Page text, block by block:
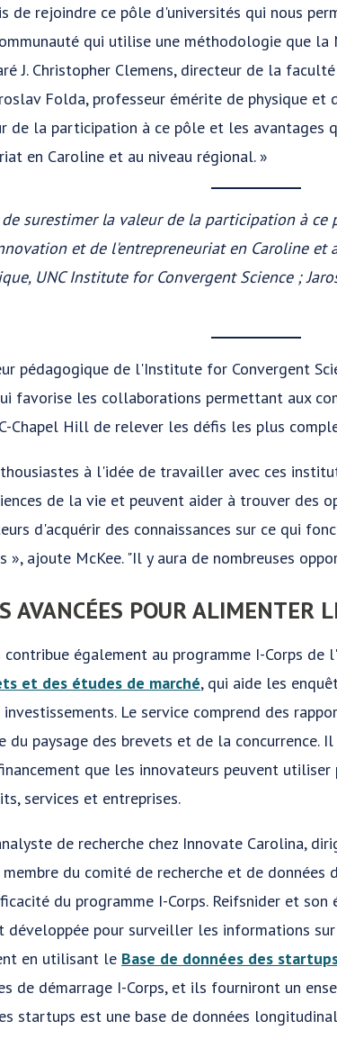
de rejoindre ce pôle d'universités qui nous
qui utilise une méthodologie que la
J. Christopher Clemens, directeur de la
Folda, professeur émérite de physique
de la participation à ce pôle et les avantages
en Caroline et au niveau régional. »
surestimer la valeur de la participation à
et de l'entrepreneuriat en Caroline et
UNC Institute for Convergent Science ;
pédagogique de l'Institute for Convergent
favorise les collaborations permettant aux
Chapel Hill de relever les défis les plus
à l'idée de travailler avec ces
de la vie et peuvent aider à trouver des
d'acquérir des connaissances sur ce qui
», ajoute McKee. "Il y aura de nombreuses
AVANCÉES POUR ALIMENTER
contribue également au programme I-Corps de
et des études de marché, qui aide les
Le service comprend des
du paysage des brevets et de la concurrence.
que les innovateurs peuvent utiliser
services et entreprises.
de recherche chez Innovate Carolina,
du comité de recherche et de données
du programme I-Corps. Reifsnider et
développée pour surveiller les informations
en utilisant le Base de données des
de démarrage I-Corps, et ils fourniront un
startups est une base de données